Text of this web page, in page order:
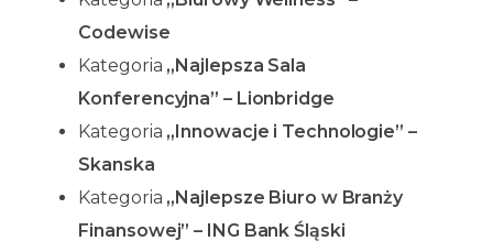
Codewise
Kategoria „Najlepsza Sala
Konferencyjna” – Lionbridge
Kategoria „Innowacje i Technologie” –
Skanska
Kategoria „Najlepsze Biuro w Branży
Finansowej” – ING Bank Śląski